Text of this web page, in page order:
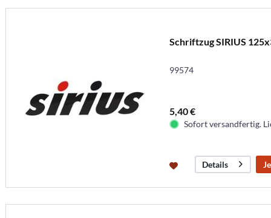
Schriftzug SIRIUS
99574
5,40 €
Sofort versandfertig.
Details